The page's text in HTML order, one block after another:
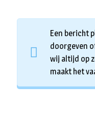
Een bericht
doorgeven
wij altijd op
maakt het